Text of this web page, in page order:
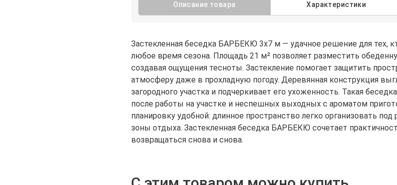
Описание товара Характеристики
Застекленная беседка БАРБЕКЮ 3х7 м — удачное решение для тех,
любое время сезона. Площадь 21 м² позволяет разместить
создавая ощущения тесноты. Застекление помогает защитить
атмосферу даже в прохладную погоду. Деревянная конструкция
загородного участка и подчеркивает его ухоженность. Такая
после работы на участке и неспешных выходных с ароматом
планировку удобной: длинное пространство легко организовать
зоны отдыха. Застекленная беседка БАРБЕКЮ сочетает
возвращаться снова и снова.